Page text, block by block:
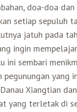
doa-doa
setiap sepuluh
jatuh pada
ingin
ini sembari
pegunungan yang
Xiangtian
yang terletak di